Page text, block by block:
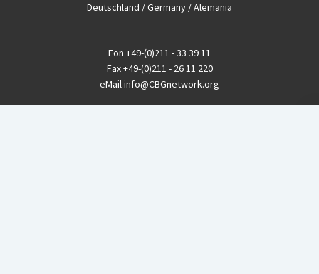
Deutschland / Germany / Alemania
Fon +49-(0)211 - 33 39 11
Fax+49-(0)211 - 26 11 220
eMailinfo@CBGnetwork.org